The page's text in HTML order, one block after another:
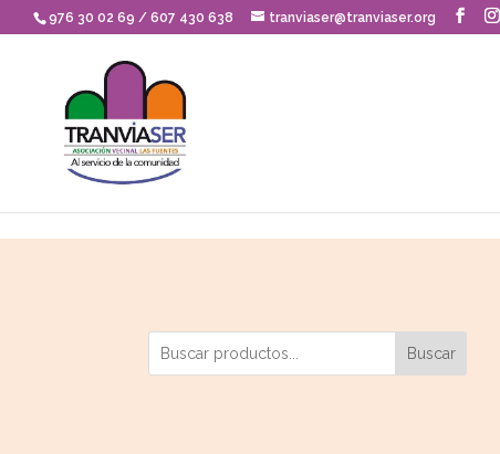
Skip to content
976 30 02 69 / 607 430 638 tranviaser@tranviaser.org
Buscar